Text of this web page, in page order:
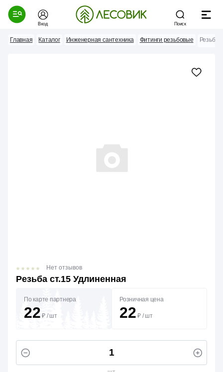
Вход Поиск
Главная Каталог Инженерная сантехника Фитинги резьбовые Резьба
Резьба ст.15 Удлиненная
Нет отзывов
По карте партнера
22 ₽ /шт
Розничная цена
22 ₽ / шт